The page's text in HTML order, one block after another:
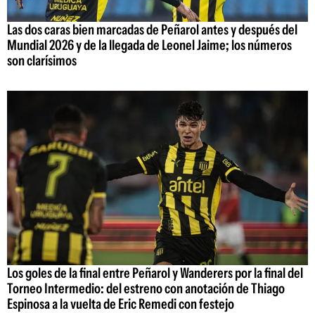
Las dos caras bien marcadas de Peñarol antes y después del
Mundial 2026 y de la llegada de Leonel Jaime; los números
son clarísimos
Los goles de la final entre Peñarol y Wanderers por la final del
Torneo Intermedio: del estreno con anotación de Thiago
Espinosa a la vuelta de Eric Remedi con festejo